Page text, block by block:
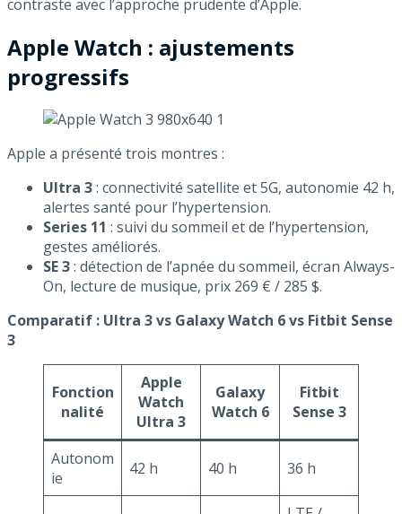
contraste avec l’approche prudente d’Apple.
Apple Watch : ajustements
progressifs
Apple a présenté trois montres :
Ultra 3: connectivité satellite et 5G, autonomie 42 h,
alertes santé pour l’hypertension.
Series 11 : suivi du sommeil et de l’hypertension,
gestes améliorés.
SE 3: détection de l’apnée du sommeil, écran Always-
On, lecture de musique, prix 269 € / 285 $.
Comparatif : Ultra 3 vs Galaxy Watch 6 vs Fitbit Sense
3
Fonction
nalité
Apple
Watch
Ultra 3
Galaxy
Watch 6
Fitbit
Sense 3
Autonom
ie
42 h 40 h 36 h